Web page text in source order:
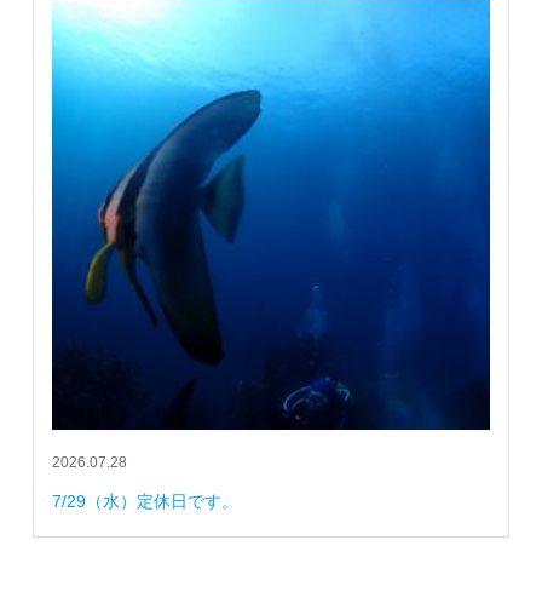
2026.07.28
7/29（水）定休日です。